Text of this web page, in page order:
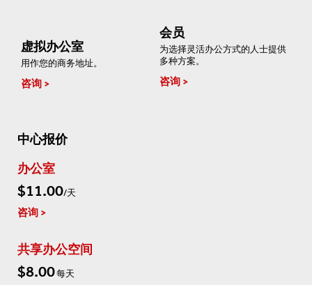
虚拟办公室
用作您的商务地址。
咨询
会员
为选择灵活办公方式的人士提供
多种方案。
咨询
中心报价
办公室
$11.00/天
咨询
共享办公空间
$8.00每天